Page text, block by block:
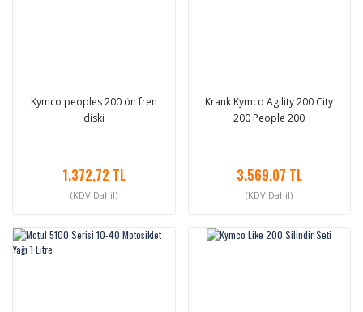
Kymco peoples 200 ön fren
diski
1.372,72 TL
(KDV Dahil)
Krank Kymco Agility 200 City
200 People 200
3.569,07 TL
(KDV Dahil)